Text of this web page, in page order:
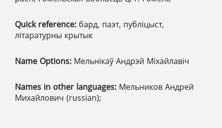
Quick reference: бард, паэт, публіцыст,
літаратурны крытык
Name Options: Мельнікаў Андрэй Міхайлавіч
Names in other languages: Мельников Андрей
Михайлович (russian);